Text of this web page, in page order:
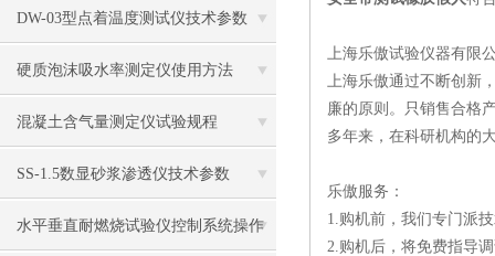
参数
DW-03型点着温度测试仪技术参数
硬质泡沫吸水率测定仪使用方法
混凝土含气量测定仪试验规程
SS-1.5数显砂浆渗透仪技术参数
水平垂直耐燃烧试验仪控制系统操作
上海乐傲试验仪器有限
上海乐傲通过不断创新
廉的原则。只销售合格
多年来，在科研机构的
乐傲服务：
1.购机前，我们专门派
2.购机后，将免费指导